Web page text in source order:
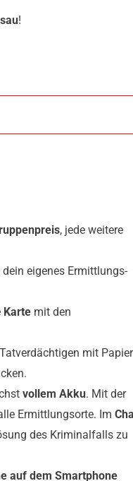
!
, jede weitere
eigenes Ermittlungs-
Karte mit den
mit Papier
vollem Akku. Mit der
Ermittlungsorte. Im
des Kriminalfalls zu
auf dem Smartphone